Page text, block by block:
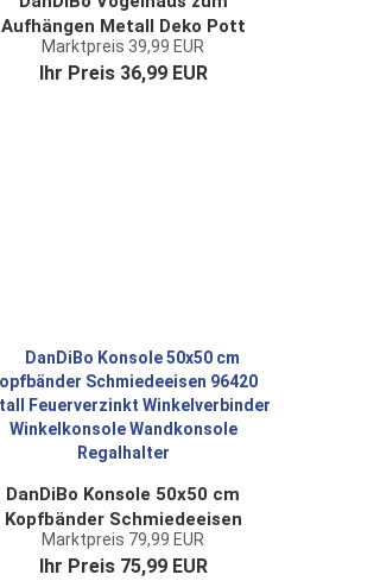
Aufhängen Metall Deko Pott
Eimer wetterfest 481997
Nistkasten Futterstation für
Marktpreis 39,99 EUR
Ihr Preis 36,99 EUR
DanDiBo Konsole 50x50 cm
Kopfbänder Schmiedeeisen
96420 Metall Feuerverzinkt
Winkelverbinder
Marktpreis 79,99 EUR
Ihr Preis 75,99 EUR